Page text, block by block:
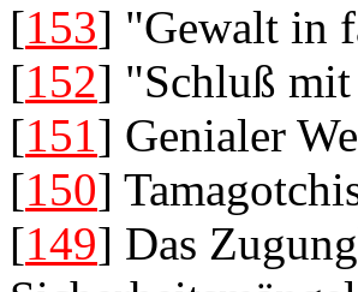
[153] "Gewalt in
[152] "Schluß
[151] Genialer
[150]
[149] Das